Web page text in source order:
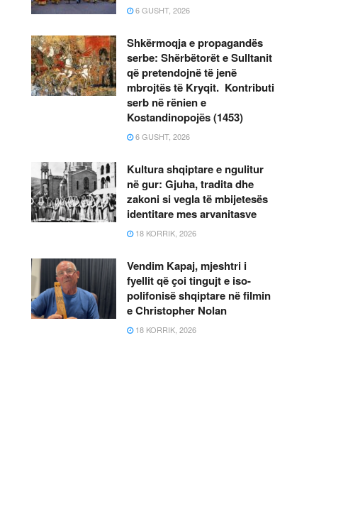
6 GUSHT, 2026
Shkërmoqja e propagandës
serbe: Shërbëtorët e Sulltanit
që pretendojnë të jenë
mbrojtës të Kryqit. Kontributi
serb në rënien e
Kostandinopojës (1453)
6 GUSHT, 2026
Kultura shqiptare e ngulitur
në gur: Gjuha, tradita dhe
zakoni si vegla të mbijetesës
identitare mes arvanitasve
18 KORRIK, 2026
Vendim Kapaj, mjeshtri i
fyellit që çoi tingujt e iso-
polifonisë shqiptare në filmin
e Christopher Nolan
18 KORRIK, 2026